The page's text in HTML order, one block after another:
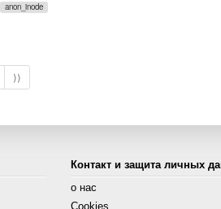
anon_inode
⟩⟩
Контакт и защита личных
о нас
Cookies